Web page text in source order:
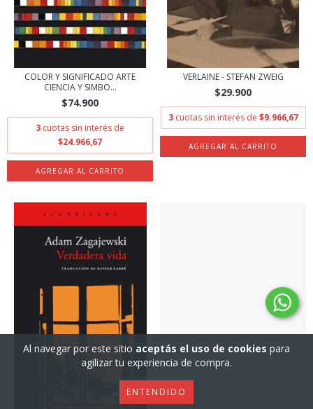
Al navegar por este sitio aceptás el uso de cookies para
agilizar tu experiencia de compra.
ENTENDIDO
COLOR Y SIGNIFICADO ARTE
CIENCIA Y SIMBO...
$74.900
3 cuotas sin interés de
$24.966,67
VERLAINE - STEFAN ZWEIG
$29.900
3 cuotas sin interés de $9.966,67